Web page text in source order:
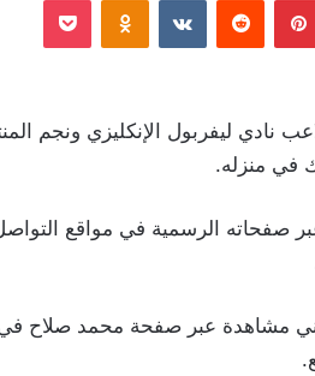
نادي ليفربول الإنكليزي ونجم
في منزله.
صفحاته الرسمية في مواقع
مشاهدة عبر صفحة محمد صلاح